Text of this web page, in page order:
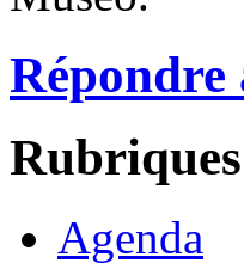
Répondre
Rubriques
Agenda